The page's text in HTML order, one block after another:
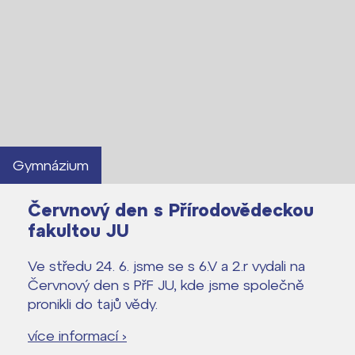
Gymnázium
Červnový den s Přírodovědeckou
fakultou JU
Ve středu 24. 6. jsme se s 6.V a 2.r vydali na
Červnový den s PřF JU, kde jsme společně
pronikli do tajů vědy.
více informací ›
Lidé často hledají
Proč se stát žákem ZŠ ČAG